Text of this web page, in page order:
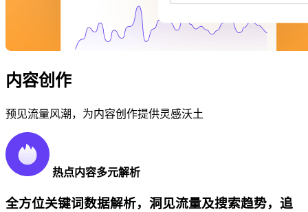
内容创作
预见流量风潮，为内容创作提供灵感沃土
热点内容多元解析
全方位关键词数据解析，洞见流量及搜索趋势，追